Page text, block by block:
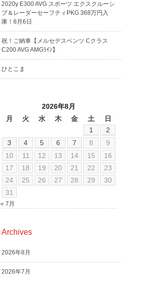
2020y E300 AVG スポーツ エクスクルーシ
ブ＆レーダーセーフティPKG 368万円入
庫！8月6日
祝！ご納車【メルセデスベンツ Cクラス
C200 AVG AMGﾗｲﾝ】
ひとこま
2026年8月
月
火 水 木 金 土
日
1
2
3
4 5 6 7 8
9
10
11 12 13 14 15
16
17
18 19 20 21 22
23
24
25 26 27 28 29
30
31
« 7月
Archives
2026年8月
2026年7月